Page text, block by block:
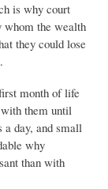
is why court
whom the wealth
they could lose
month of life
them until
a day, and small
why
than with